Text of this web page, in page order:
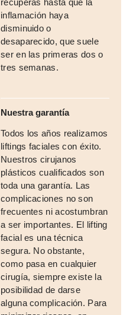
inflamación haya
disminuido o
desaparecido, que suele
ser en las primeras dos o
tres semanas.
Nuestra garantía
Todos los años realizamos
liftings faciales con éxito.
Nuestros cirujanos
plásticos cualificados son
toda una garantía. Las
complicaciones no son
frecuentes ni acostumbran
a ser importantes. El lifting
facial es una técnica
segura. No obstante,
como pasa en cualquier
cirugía, siempre existe la
posibilidad de darse
alguna complicación. Para